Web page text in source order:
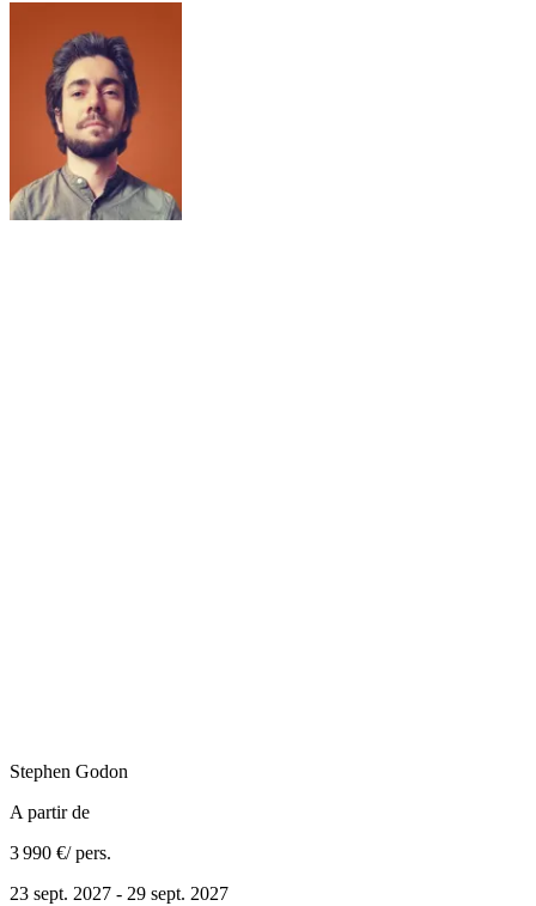
Stephen Godon
A partir de
3 990 €/ pers.
23 sept. 2027 - 29 sept. 2027